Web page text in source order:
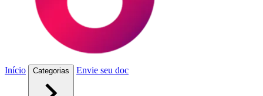
Início Categorias Envie seu doc